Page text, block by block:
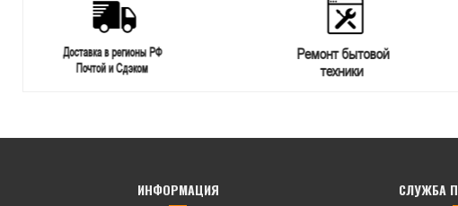
ИНФОРМАЦИЯ СЛУЖБА